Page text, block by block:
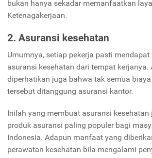
bukan hanya sekadar memanfaatkan
Ketenagakerjaan.
2. Asuransi kesehatan
Umumnya, setiap pekerja pasti
asuransi kesehatan dari tempat kerjanya.
diperhatikan juga bahwa tak semua
tersebut ditanggung asuransi kantor.
Inilah yang membuat asuransi kesehatan
produk asuransi paling populer bagi
Indonesia. Adapun manfaat yang
perawatan kesehatan bila mengalami